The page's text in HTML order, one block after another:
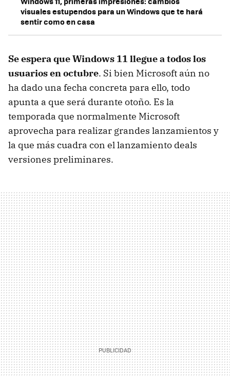
visuales estupendos para un Windows que te hará
sentir como en casa
Se espera que Windows 11 llegue a todos los
usuarios en octubre. Si bien Microsoft aún no
ha dado una fecha concreta para ello, todo
apunta a que será durante otoño. Es la
temporada que normalmente Microsoft
aprovecha para realizar grandes lanzamientos y
la que más cuadra con el lanzamiento deals
versiones preliminares.